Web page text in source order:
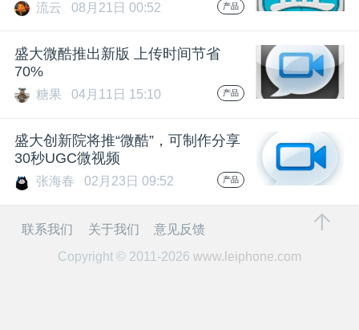
中
GAIR
流云 08月21日 00:52 产品
盛大微酷推出新版 上传时间节省
70%
糖果 04月11日 15:10 产品
盛大创新院将推“微酷”，可制作分享
30秒UGC微视频
张海春 02月23日 09:52 产品
联系我们 关于我们
意见反馈
Copyright © 2011-2026 www.leiphone.com